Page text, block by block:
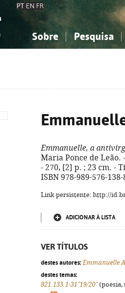
PT EN FR
Sobre Pesquisa
Emmanuelle, a
Maria Ponce de Leão.
- 270, [2] p. ; 23 cm. -
ISBN 978-989-576-138-
Link persistente: http://
ADICIONAR À LISTA
VER TÍTULOS
destes autores: Emmanuelle
destes temas:
821.133.1-31"19/20"(poesia,